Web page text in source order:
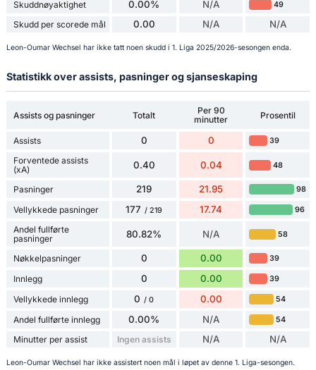
Skuddnøyaktighet 0.00% N/A 49
Skudd per scorede mål 0.00 N/A N/A
Leon-Oumar Wechsel har ikke tatt noen skudd i 1. Liga 2025/2026-sesongen enda.
Statistikk over assists, pasninger og sjanseskaping
Assists og pasninger Totalt
Per 90
minutter
Prosentil
Assists 0 0 39
Forventede assists
(xA)
0.40 0.04 48
Pasninger 219 21.95 98
Vellykkede pasninger 177 / 219 17.74 96
Andel fullførte
pasninger
80.82% N/A 58
Nøkkelpasninger 0 0.00 39
Innlegg 0 0.00 39
Vellykkede innlegg 0 / 0 0.00 54
Andel fullførte innlegg 0.00% N/A 54
Minutter per assist Ingen assists N/A N/A
Leon-Oumar Wechsel har ikke assistert noen mål i løpet av denne 1. Liga-sesongen.